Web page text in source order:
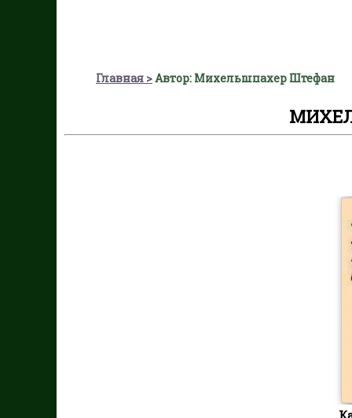
Главная Автор: Михельшпахер Штефан